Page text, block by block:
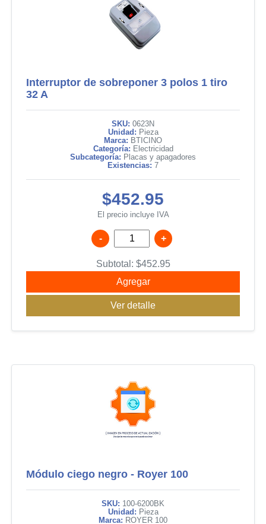
Interruptor de sobreponer 3 polos 1 tiro
32 A
SKU: 0623N
Unidad: Pieza
Marca: BTICINO
Categoría: Electricidad
Subcategoría: Placas y apagadores
Existencias: 7
$452.95
El precio incluye IVA
- +
Subtotal: $452.95
Agregar
Ver detalle
Módulo ciego negro - Royer 100
SKU: 100-6200BK
Unidad: Pieza
Marca: ROYER 100